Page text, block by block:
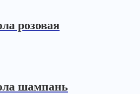
розовая
шампань